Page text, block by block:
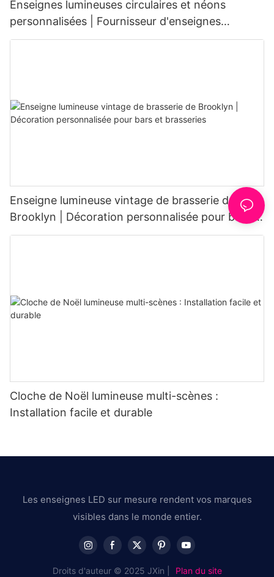
Enseignes lumineuses circulaires et néons
personnalisées | Fournisseur d'enseignes
lumineuses néon pour cafés
Enseigne lumineuse vintage de brasserie de
Brooklyn | Décoration personnalisée pour bars et
brasseries
Cloche de Noël lumineuse multi-scènes :
Installation facile et durable
Les enseignes LED sur mesure rendent vos marques
visibles dans le monde entier.
Droits d'auteur © 2025 JXin | Plan du site